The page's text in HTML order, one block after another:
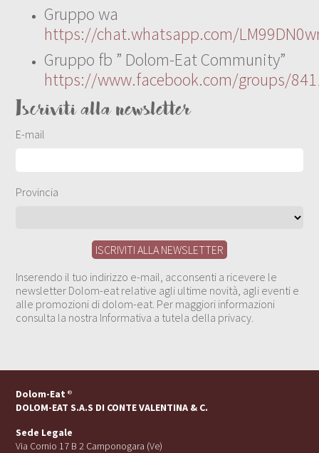
Gruppo wa
https://chat.whatsapp.com/
Gruppo fb ” Dolom-Eat Community”
https://www.facebook.com/groups/
Iscriviti alla newsletter
E-mail
Provincia
Inserendo il tuo indirizzo e-mail, acconsenti a ricevere le
newsletter Dolom-eat relative agli ultime novità, agli eventi e
alle promozioni di dolom-eat. Per maggiori informazioni
consulta la nostra Informativa a tutela della privacy.
Dolom-Eat ®
DOLOM-EAT S.A.S DI CONTE VALENTINA & C.
Sede Legale
Via Cornio 17 B 2 Camponogara (Ve)